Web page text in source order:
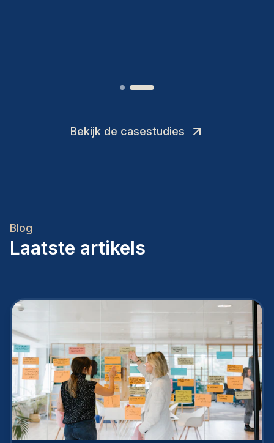
Bekijk de casestudies
Blog
Laatste artikels